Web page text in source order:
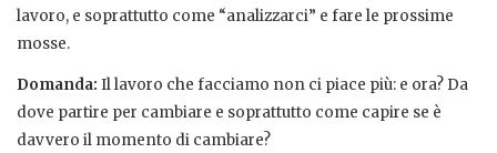
lavoro, e soprattutto come “analizzarci” e fare le prossime
mosse.
Domanda: Il lavoro che facciamo non ci piace più: e ora? Da
dove partire per cambiare e soprattutto come capire se è
davvero il momento di cambiare?